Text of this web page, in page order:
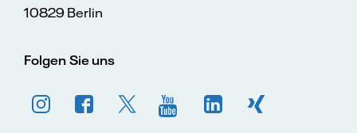
10829 Berlin
Folgen Sie uns